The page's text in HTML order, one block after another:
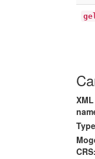
XML
CRS: